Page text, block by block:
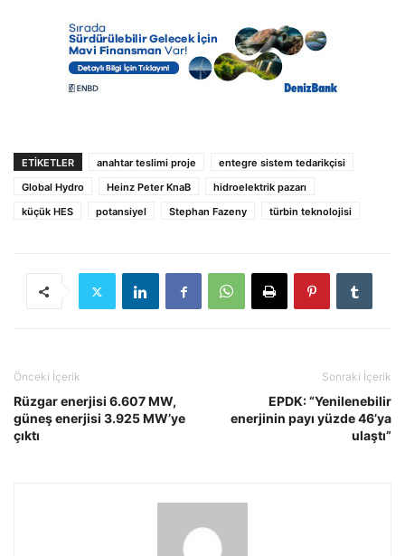
ETIKETLER anahtar teslimi proje
entegre sistem tedarikçisi
Global Hydro
Heinz Peter KnaB
hidroelektrik pazarı
küçük HES
potansiyel Stephan Fazeny türbin teknolojisi
Önceki İçerik
Rüzgar enerjisi 6.607 MW,
güneş enerjisi 3.925 MW’ye
çıktı
Sonraki İçerik
EPDK: “Yenilenebilir
enerjinin payı yüzde 46’ya
ulaştı”